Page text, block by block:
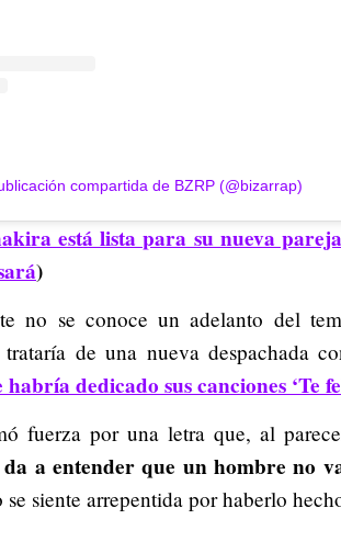
compartida de BZRP (@bizarrap)
está lista para su nueva
)
no se conoce un adelanto del
trataría de una nueva despachada
habría dedicado sus canciones ‘Te
fuerza por una letra que, al
da a entender que un hombre no
siente arrepentida por haberlo